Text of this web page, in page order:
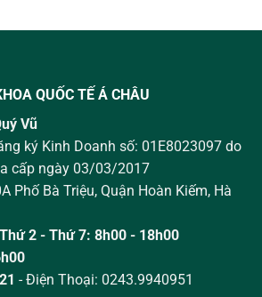
QUỐC TẾ Á CHÂU
Vũ
ký Kinh Doanh số: 01E8023097 do
cấp ngày 03/03/2017
Phố Bà Triệu, Quận Hoàn Kiếm, Hà
Thứ 2 - Thứ 7: 8h00 - 18h00
- Điện Thoại: 0243.9940951